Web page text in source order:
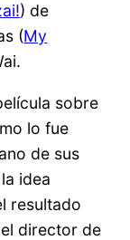
) de
(My
sobre
lo fue
de sus
idea
resultado
director de